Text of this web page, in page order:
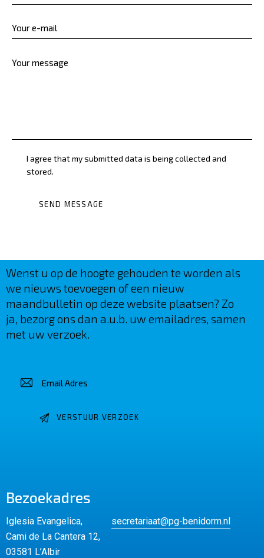
I agree that my submitted data is being collected and
stored.
SEND MESSAGE
Wenst u op de hoogte gehouden te worden als
we nieuws toevoegen of een nieuw
maandbulletin op deze website plaatsen? Zo
ja, bezorg ons dan a.u.b. uw emailadres, samen
met uw verzoek.
Bezoekadres
Iglesia Evangelica,
Cami de La Cantera 12,
03581 L’Albir
secretariaat@pg-benidorm.nl